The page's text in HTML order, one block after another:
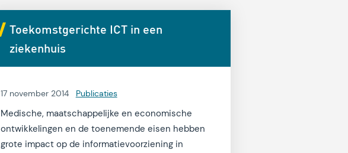
Toekomstgerichte ICT in een
ziekenhuis
17 november 2014 Publicaties
Medische, maatschappelijke en economische
ontwikkelingen en de toenemende eisen hebben
grote impact op de informatievoorziening in